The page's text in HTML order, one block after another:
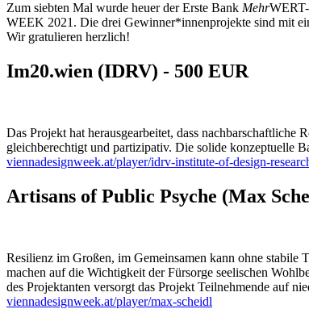
Zum siebten Mal wurde heuer der Erste Bank Mehr
WEEK 2021. Die drei Gewinner*innenprojekte sind mit
Wir gratulieren herzlich!
Im20.wien (IDRV) - 500 EUR
Das Projekt hat herausgearbeitet, dass
gleichberechtigt und partizipativ. Die solide konzeptuelle
viennadesignweek.at/player/idrv-institute-of-design-
Artisans of Public Psyche (Max
Resilienz im Großen, im Gemeinsamen kann ohne stabile
machen auf die Wichtigkeit der Fürsorge seelischen
des Projektanten versorgt das Projekt Teilnehmende auf
viennadesignweek.at/player/max-scheidl